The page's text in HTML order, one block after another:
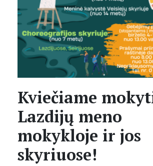
Kviečiame
Lazdijų meno
mokykloje ir jos
skyriuose!